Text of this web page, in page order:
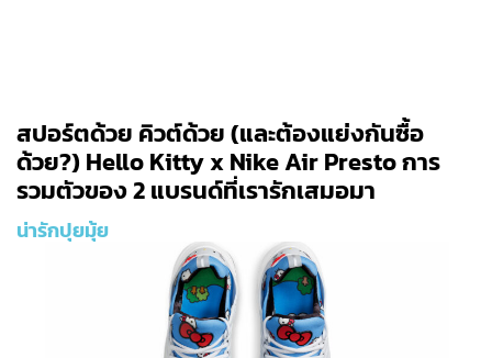
สปอร์ตด้วย คิวต์ด้วย (และต้องแย่งกันซื้อ
ด้วย?) Hello Kitty x Nike Air Presto การ
รวมตัวของ 2 แบรนด์ที่เรารักเสมอมา
น่ารักปุยมุ้ย